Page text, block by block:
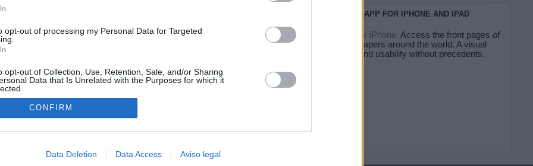
opt-out of processing my Personal Data for Targeted
opt-out of Collection, Use, Retention, Sale, and/or Sharing
Data that Is Unrelated with the Purposes for which it
CONFIRM
Data Deletion Data Access Aviso legal
daily press directory that gives access to the world's largest news
readable image taken from today's frontpage cover of each
KIOSKO.NET APP FOR IPHONE AND IPAD
Kiosko.net for iPhone. Access the front pages of
major newspapers around the world. A visual
experience and usability without precedents.